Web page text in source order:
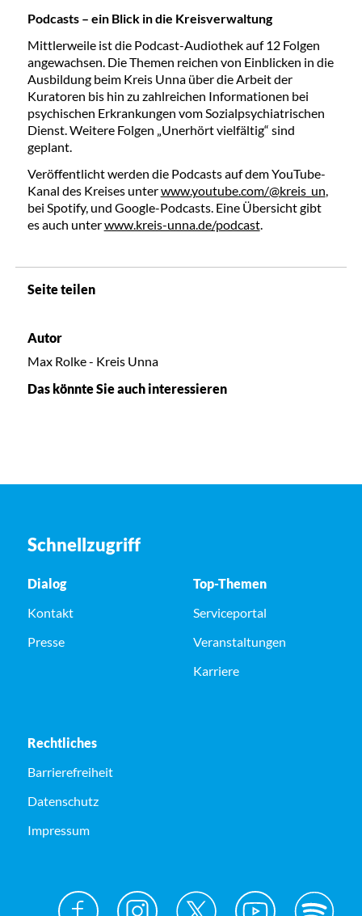
Podcasts – ein Blick in die Kreisverwaltung
Mittlerweile ist die Podcast-Audiothek auf 12 Folgen
angewachsen. Die Themen reichen von Einblicken in die
Ausbildung beim Kreis Unna über die Arbeit der
Kuratoren bis hin zu zahlreichen Informationen bei
psychischen Erkrankungen vom Sozialpsychiatrischen
Dienst. Weitere Folgen „Unerhört vielfältig“ sind
geplant.
Veröffentlicht werden die Podcasts auf dem YouTube-
Kanal des Kreises unterwww.youtube.com/@kreis_un
bei Spotify, und Google-Podcasts. Eine Übersicht gibt
es auch unterwww.kreis-unna.de/podcast.
Seite teilen
Autor
Max Rolke - Kreis Unna
Das könnte Sie auch interessieren
Schnellzugriff
Dialog
Kontakt
Presse
Top-Themen
Serviceportal
Veranstaltungen
Karriere
Rechtliches
Barrierefreiheit
Datenschutz
Impressum